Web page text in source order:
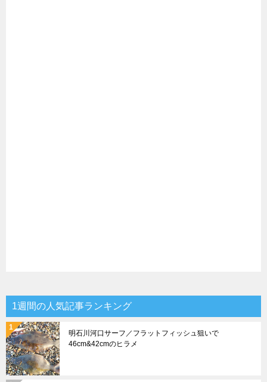
1週間の人気記事ランキング
明石川河口サーフ／フラットフィッシュ狙いで
46cm&42cmのヒラメ